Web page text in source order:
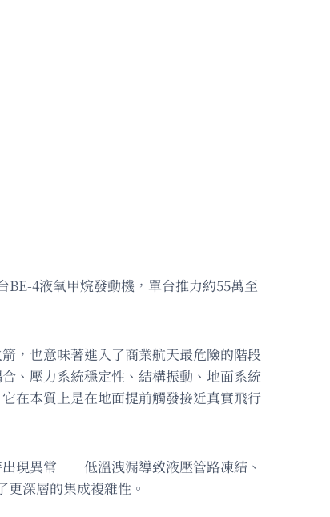
4液氧甲烷發動機，單台推力約55萬至
，也意味著進入了商業航天最危險的階段
、壓力系統穩定性、結構振動、地面系統
在本質上是在地面提前觸發接近真實飛行
現異常——低溫洩漏導致液壓管路凍結、
深層的集成複雜性。